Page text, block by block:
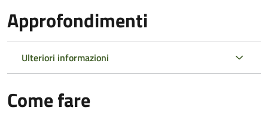
Approfondimenti
Ulteriori informazioni
Come fare